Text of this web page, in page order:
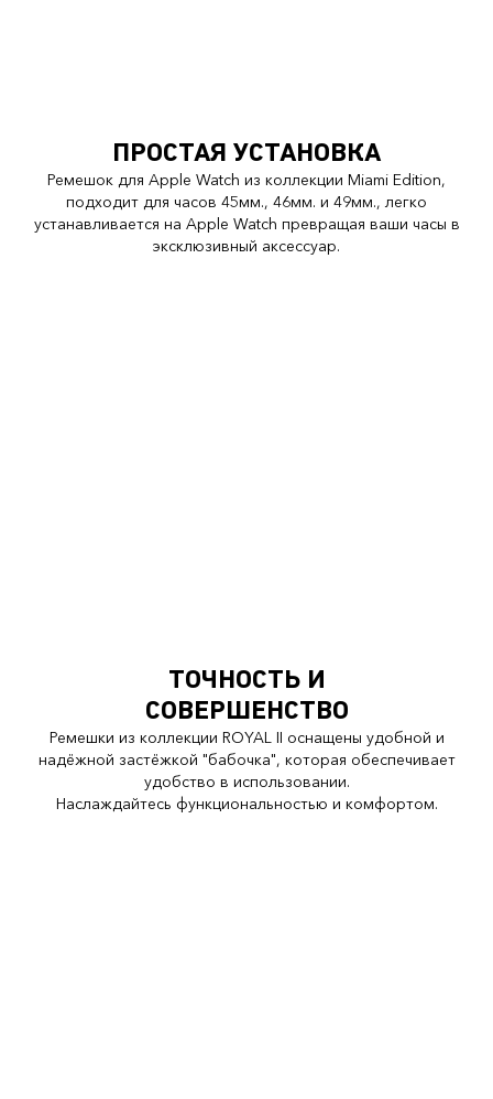
ПРОСТАЯ УСТАНОВКА
Ремешок для Apple Watch из коллекции Miami Edition,
подходит для часов 45мм., 46мм. и 49мм., легко
устанавливается на Apple Watch превращая ваши часы в
эксклюзивный аксессуар.
ТОЧНОСТЬ И
СОВЕРШЕНСТВО
Ремешки из коллекции ROYAL II оснащены удобной и
надёжной застёжкой "бабочка", которая обеспечивает
удобство в использовании.
Наслаждайтесь функциональностью и комфортом.